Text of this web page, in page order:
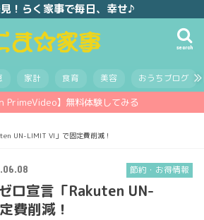
！らく家事で毎日、幸せ♪
search
家計 食育 美容 おうちブログ
PrimeVideo】無料体験してみる
UN-LIMIT VI」で固定費削減！
節約・お得情報
ロ宣言「Rakuten UN-
費削減！